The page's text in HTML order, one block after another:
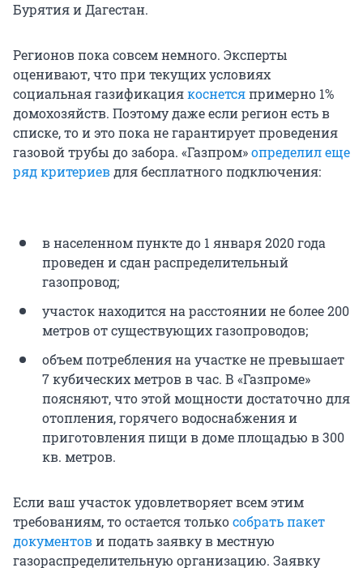
Бурятия и Дагестан.
Регионов пока совсем немного. Эксперты
оценивают, что при текущих условиях
социальная газификациякоснетсяпримерно 1%
домохозяйств. Поэтому даже если регион есть в
списке, то и это пока не гарантирует проведения
газовой трубы до забора. «Газпром»определил еще
ряд критериевдля бесплатного подключения:
в населенном пункте до 1 января 2020 года
проведен и сдан распределительный
газопровод;
участок находится на расстоянии не более 200
метров от существующих газопроводов;
объем потребления на участке не превышает
7 кубических метров в час. В «Газпроме»
поясняют, что этой мощности достаточно для
отопления, горячего водоснабжения и
приготовления пищи в доме площадью в 300
кв. метров.
Если ваш участок удовлетворяет всем этим
требованиям, то остается толькособрать пакет
документови подать заявку в местную
газораспределительную организацию. Заявку